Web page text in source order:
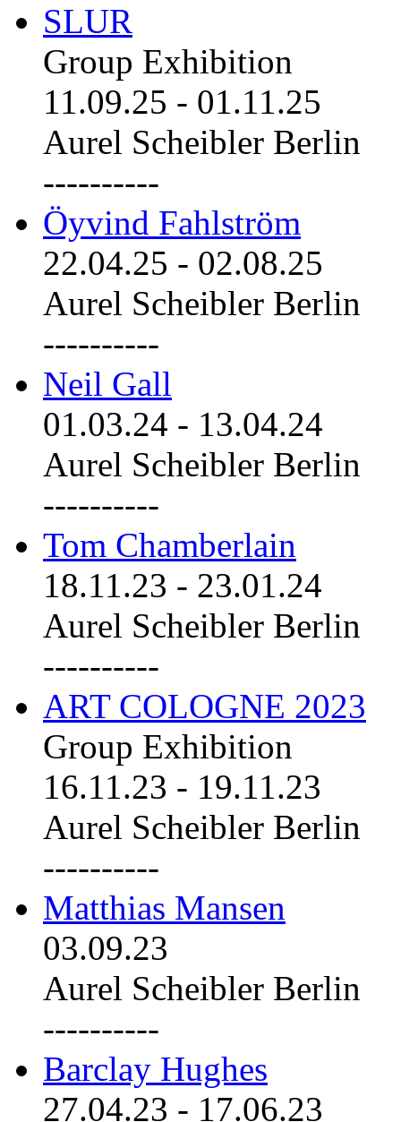
SLUR
Group Exhibition
11.09.25 - 01.11.25
Aurel Scheibler Berlin
----------
Öyvind Fahlström
22.04.25 - 02.08.25
Aurel Scheibler Berlin
----------
Neil Gall
01.03.24 - 13.04.24
Aurel Scheibler Berlin
----------
Tom Chamberlain
18.11.23 - 23.01.24
Aurel Scheibler Berlin
----------
ART COLOGNE 2023
Group Exhibition
16.11.23 - 19.11.23
Aurel Scheibler Berlin
----------
Matthias Mansen
03.09.23
Aurel Scheibler Berlin
----------
Barclay Hughes
27.04.23 - 17.06.23